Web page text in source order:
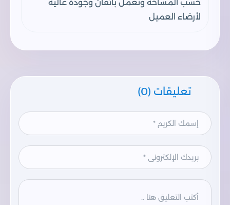
حسب المساحة ونعمل بأتقان وجودة عالية
لأرضاء العميل
تعليقات (0)